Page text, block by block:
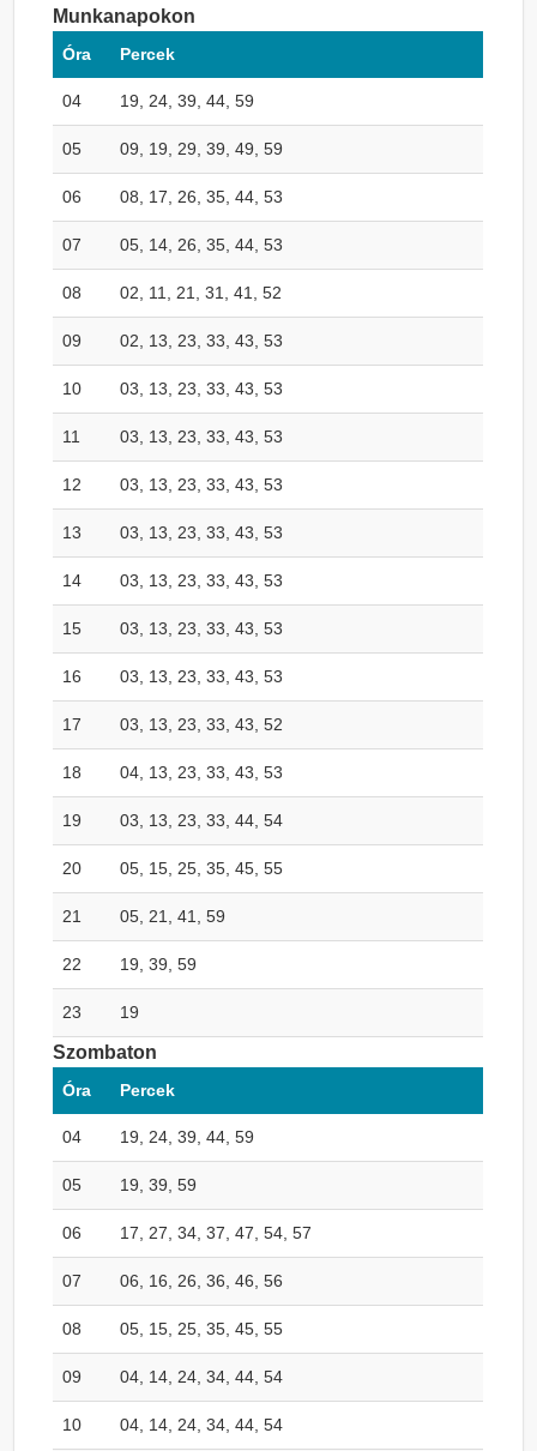
Munkanapokon
Óra Percek
04 19, 24, 39, 44, 59
05 09, 19, 29, 39, 49, 59
06 08, 17, 26, 35, 44, 53
07 05, 14, 26, 35, 44, 53
08 02, 11, 21, 31, 41, 52
09 02, 13, 23, 33, 43, 53
10 03, 13, 23, 33, 43, 53
11 03, 13, 23, 33, 43, 53
12 03, 13, 23, 33, 43, 53
13 03, 13, 23, 33, 43, 53
14 03, 13, 23, 33, 43, 53
15 03, 13, 23, 33, 43, 53
16 03, 13, 23, 33, 43, 53
17 03, 13, 23, 33, 43, 52
18 04, 13, 23, 33, 43, 53
19 03, 13, 23, 33, 44, 54
20 05, 15, 25, 35, 45, 55
21 05, 21, 41, 59
22 19, 39, 59
23 19
Szombaton
Óra Percek
04 19, 24, 39, 44, 59
05 19, 39, 59
06 17, 27, 34, 37, 47, 54, 57
07 06, 16, 26, 36, 46, 56
08 05, 15, 25, 35, 45, 55
09 04, 14, 24, 34, 44, 54
10 04, 14, 24, 34, 44, 54